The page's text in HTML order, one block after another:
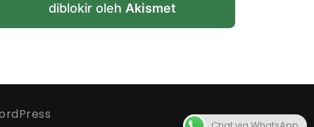
diblokir oleh Akismet